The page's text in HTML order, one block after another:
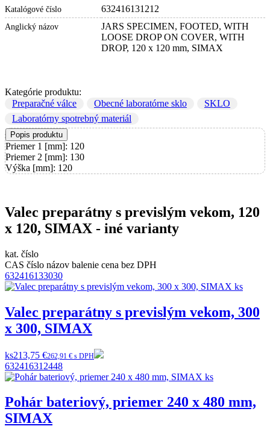
Katalógové číslo 632416131212
Anglický názov
JARS SPECIMEN, FOOTED, WITH
LOOSE DROP ON COVER, WITH
DROP, 120 x 120 mm, SIMAX
Kategórie produktu:
Preparačné válce
Obecné laboratórne sklo
SKLO
Laboratórny spotrebný materiál
Popis produktu
Priemer 1 [mm]: 120
Priemer 2 [mm]: 130
Výška [mm]: 120
Valec preparátny s previslým vekom, 120
x 120, SIMAX - iné varianty
kat. číslo
CAS číslo názov balenie cena bez DPH
632416133030
Valec preparátny s previslým vekom, 300
x 300, SIMAX
ks213,75 €262,91 € s DPH
632416312448
Pohár bateriový, priemer 240 x 480 mm,
SIMAX